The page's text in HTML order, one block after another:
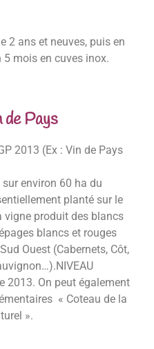
2 ans et neuves, puis en
mois en cuves inox.
Pays
2013 (Ex : Vin de Pays
sur environ 60 ha du
planté sur le
vigne produit des blancs
blancs et rouges
Ouest (Cabernets, Côt,
2013. On peut également
« Coteau de la
».